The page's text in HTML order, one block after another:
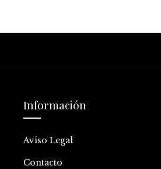
Información
Aviso Legal
Contacto